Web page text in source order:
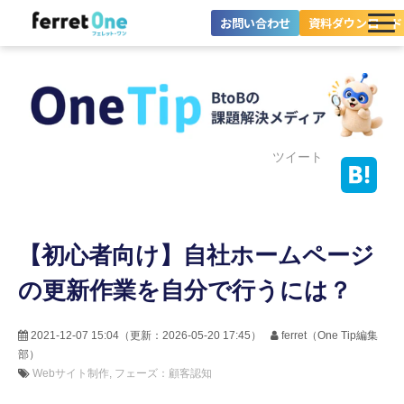
お問い合わせ 資料ダウンロード
ツール・機能一覧
料金プラン
セミナー
ツイート
【初心者向け】自社ホームページ
の更新作業を自分で行うには？
2021-12-07 15:04 （更新： 2026-05-20 17:45 ）
ferret（One Tip編集
部）
Webサイト制作 フェーズ：顧客認知